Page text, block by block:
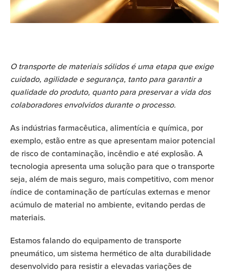
O transporte de materiais sólidos é uma etapa que exige
cuidado, agilidade e segurança, tanto para garantir a
qualidade do produto, quanto para preservar a vida dos
colaboradores envolvidos durante o processo.
As indústrias farmacêutica, alimentícia e química, por
exemplo, estão entre as que apresentam maior potencial
de risco de contaminação, incêndio e até explosão. A
tecnologia apresenta uma solução para que o transporte
seja, além de mais seguro, mais competitivo, com menor
índice de contaminação de partículas externas e menor
acúmulo de material no ambiente, evitando perdas de
materiais.
Estamos falando do equipamento de transporte
pneumático, um sistema hermético de alta durabilidade
desenvolvido para resistir a elevadas variações de